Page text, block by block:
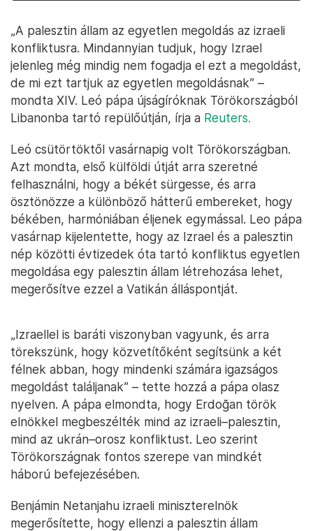
„A palesztin állam az egyetlen megoldás az izraeli
konfliktusra. Mindannyian tudjuk, hogy Izrael
jelenleg még mindig nem fogadja el ezt a megoldást,
de mi ezt tartjuk az egyetlen megoldásnak” –
mondta XIV. Leó pápa újságíróknak Törökországból
Libanonba tartó repülőútján, írja a Reuters.
Leó csütörtöktől vasárnapig volt Törökországban.
Azt mondta, első külföldi útját arra szeretné
felhasználni, hogy a békét sürgesse, és arra
ösztönözze a különböző hátterű embereket, hogy
békében, harmóniában éljenek egymással. Leo pápa
vasárnap kijelentette, hogy az Izrael és a palesztin
nép közötti évtizedek óta tartó konfliktus egyetlen
megoldása egy palesztin állam létrehozása lehet,
megerősítve ezzel a Vatikán álláspontját.
„Izraellel is baráti viszonyban vagyunk, és arra
törekszünk, hogy közvetítőként segítsünk a két
félnek abban, hogy mindenki számára igazságos
megoldást találjanak” – tette hozzá a pápa olasz
nyelven. A pápa elmondta, hogy Erdoğan török
elnökkel megbeszélték mind az izraeli–palesztin,
mind az ukrán–orosz konfliktust. Leo szerint
Törökországnak fontos szerepe van mindkét
háború befejezésében.
Benjámin Netanjahu izraeli miniszterelnök
megerősítette, hogy ellenzi a palesztin állam